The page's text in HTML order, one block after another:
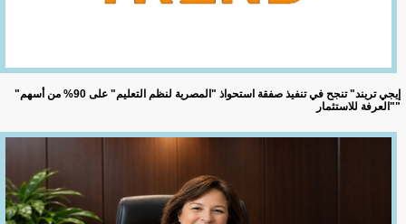
"إيجي تريند" تنجح في تنفيذ صفقة استحواذ "المصرية لنظم التعليم" على 90% من أسهم
"العرفة للاستثمار"